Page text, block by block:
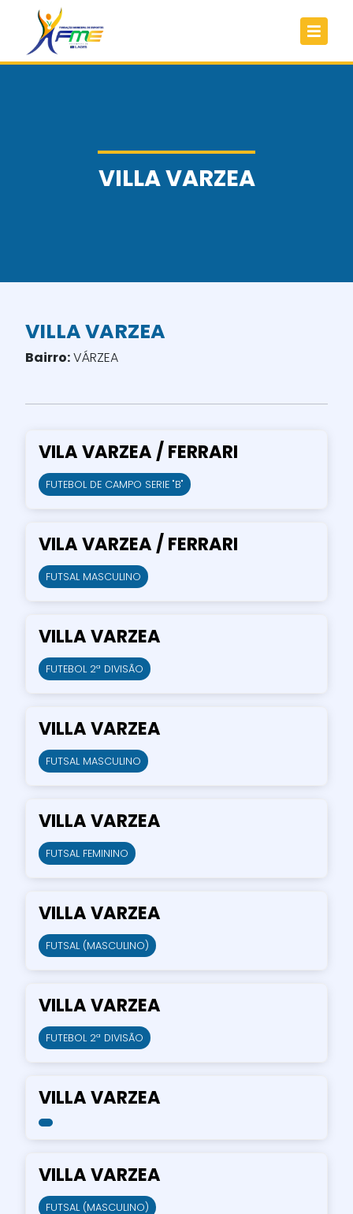
VILLA VARZEA
VILLA VARZEA
Bairro:VÁRZEA
VILA VARZEA / FERRARI
FUTEBOL DE CAMPO SERIE "B"
VILA VARZEA / FERRARI
FUTSAL MASCULINO
VILLA VARZEA
FUTEBOL 2ª DIVISÃO
VILLA VARZEA
FUTSAL MASCULINO
VILLA VARZEA
FUTSAL FEMININO
VILLA VARZEA
FUTSAL (MASCULINO)
VILLA VARZEA
FUTEBOL 2ª DIVISÃO
VILLA VARZEA
VILLA VARZEA
FUTSAL (MASCULINO)